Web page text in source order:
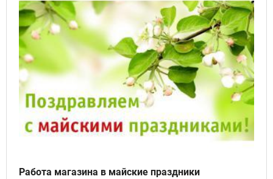
Работа магазина в майские праздники